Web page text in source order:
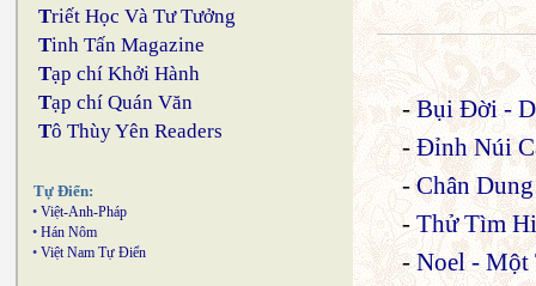
Triết Học Và Tư Tưởng
Tinh Tấn Magazine
Tạp chí Khởi Hành
Tạp chí Quán Văn
Tô Thùy Yên Readers
Tự Điển:
• Việt-Anh-Pháp
• Hán Nôm
• Việt Nam Tự Điển
-Bụi Đời -
-Đỉnh Núi
-Chân
-Thử Tìm
-Noel - Một